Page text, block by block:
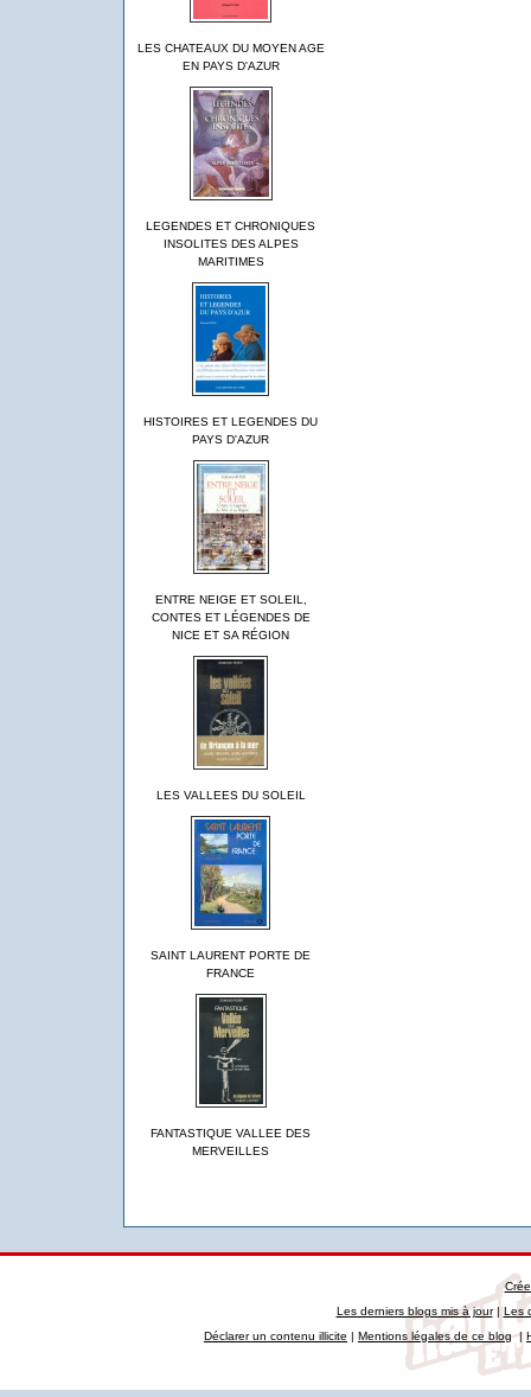
LES CHATEAUX DU MOYEN AGE
EN PAYS D'AZUR
LEGENDES ET CHRONIQUES
INSOLITES DES ALPES
MARITIMES
HISTOIRES ET LEGENDES DU
PAYS D'AZUR
ENTRE NEIGE ET SOLEIL,
CONTES ET LÉGENDES DE
NICE ET SA RÉGION
LES VALLEES DU SOLEIL
SAINT LAURENT PORTE DE
FRANCE
FANTASTIQUE VALLEE DES
MERVEILLES
Les derniers blogs mis à jour|Les
Déclarer un contenu illicite | Mentions légales de ce blog|